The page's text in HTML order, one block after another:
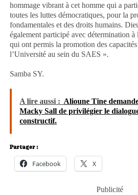
hommage vibrant à cet homme qui a
toutes les luttes démocratiques, pour la
fondamentales et des droits humains.
également participé avec détermination
qui ont permis la promotion des
l’Université au sein du SAES ».
Samba SY.
A lire aussi : Alioune Tine
Macky Sall de privilégier le
constructif.
Partager :
Facebook X
Publicité